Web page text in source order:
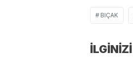
BIÇAK
İLGİNİZİ